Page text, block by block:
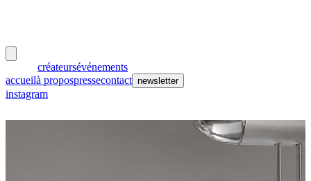
créateursévénements
accueilà propospressecontact newsletter
instagram